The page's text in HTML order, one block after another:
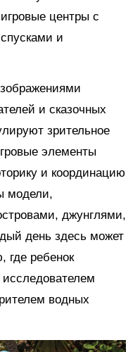
центры с
и
и сказочных
зрительное
элементы
и координацию
модели,
джунглями,
день здесь может
где ребенок
исследователем
водных